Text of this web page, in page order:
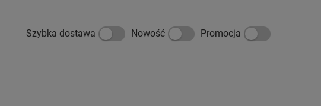
Szybka dostawa Nowość Promocja